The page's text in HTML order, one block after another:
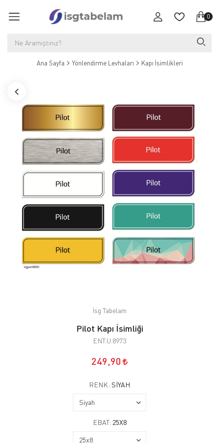
0
Ana Sayfa Yönlendirme Levhaları Kapı İsimlikleri
İsg Tabelam
Pilot Kapı İsimliği
ENT.U.8973
249,90
RENK: SIYAH
EBAT: 25X8